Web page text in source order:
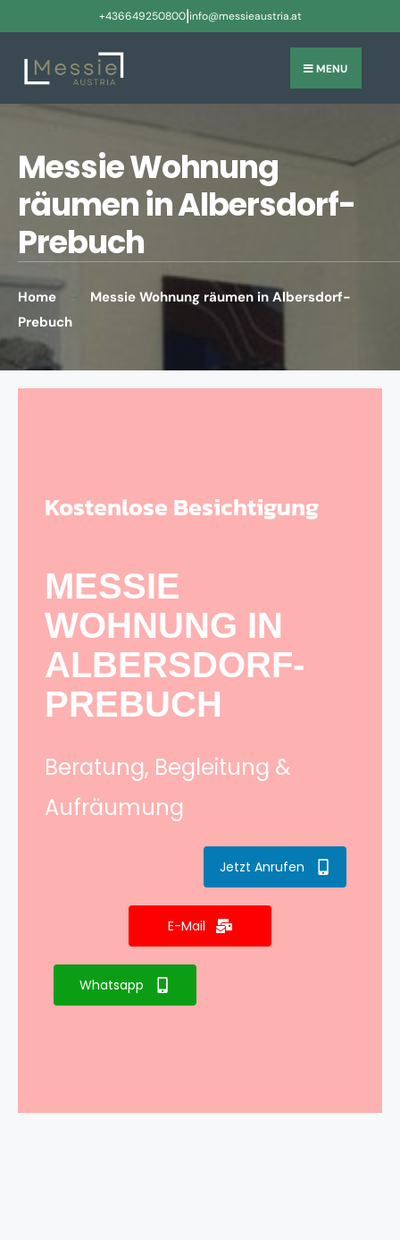
+436649250800|info@messieaustria.at
MENU
Messie Wohnung
räumen in Albersdorf-
Prebuch
Home
Messie Wohnung räumen in Albersdorf-
Prebuch
Kostenlose Besichtigung
MESSIE
WOHNUNG IN
ALBERSDORF-
PREBUCH
Beratung, Begleitung &
Aufräumung
Jetzt Anrufen
E-Mail
Whatsapp